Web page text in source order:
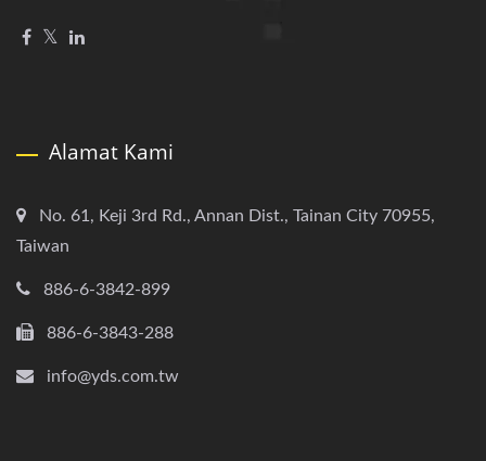
Alamat Kami
No. 61, Keji 3rd Rd., Annan Dist., Tainan City 70955,
Taiwan
886-6-3842-899
886-6-3843-288
info@yds.com.tw